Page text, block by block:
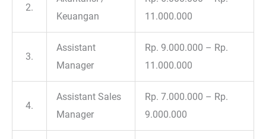
2.
Keuangan
11.000.000
3.
Assistant
Manager
Rp. 9.000.000 – Rp.
11.000.000
4.
Assistant Sales
Manager
Rp. 7.000.000 – Rp.
9.000.000